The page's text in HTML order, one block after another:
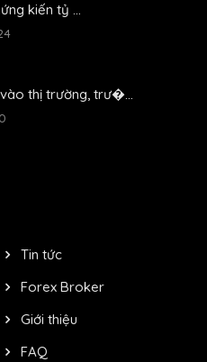
kiến ​​tỷ ...
thị trường, trư�...
Tin tức
Forex Broker
Giới thiệu
FAQ